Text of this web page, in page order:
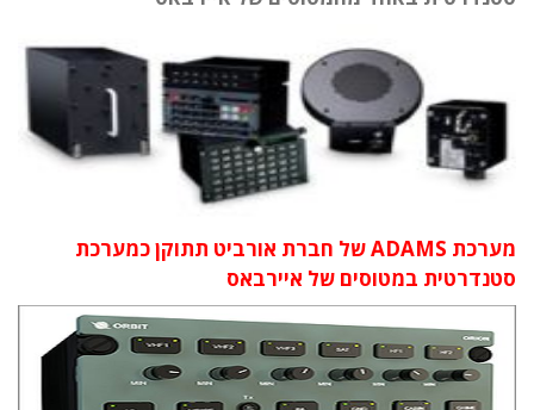
מערכת ADAMS של חברת אורביט תתוקן כמערכת
סטנדרטית במטוסים של איירבאס